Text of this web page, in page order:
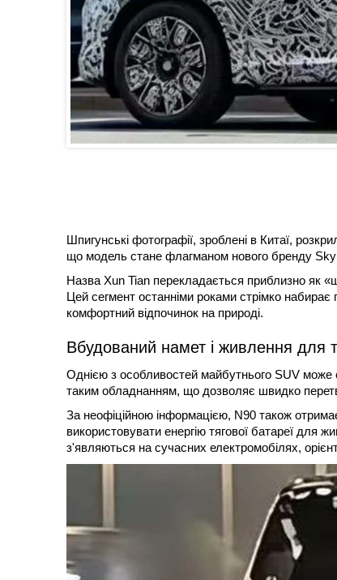
Шпигунські фотографії, зроблені в Китаї,
що модель стане флагманом нового бренду
Назва Xun Tian перекладається приблизно як
Цей сегмент останніми роками стрімко
комфортний відпочинок на природі.
Вбудований намет і живлення для
Однією з особливостей майбутнього SUV може
таким обладнанням, що дозволяє швидко
За неофіційною інформацією, N90 також
використовувати енергію тягової батареї для
з'являються на сучасних електромобілях,